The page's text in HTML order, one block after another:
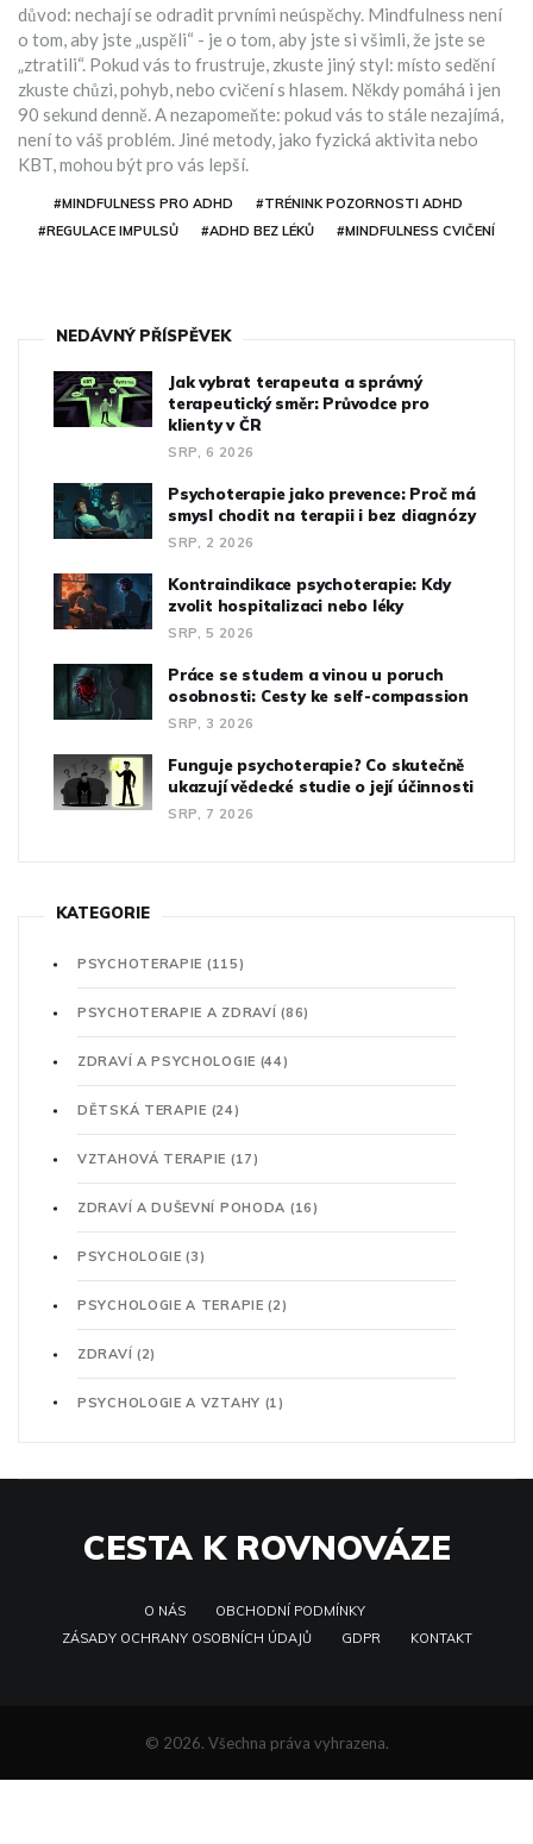
důvod: nechají se odradit prvními neúspěchy. Mindfulness není
o tom, aby jste „uspěli“ - je o tom, aby jste si všimli, že jste se
„ztratili“. Pokud vás to frustruje, zkuste jiný styl: místo sedění
zkuste chůzi, pohyb, nebo cvičení s hlasem. Někdy pomáhá i jen
90 sekund denně. A nezapomeňte: pokud vás to stále nezajímá,
není to váš problém. Jiné metody, jako fyzická aktivita nebo
KBT, mohou být pro vás lepší.
#MINDFULNESS PRO ADHD
#TRÉNINK POZORNOSTI ADHD
#REGULACE IMPULSŮ
#ADHD BEZ LÉKŮ #MINDFULNESS CVIČENÍ
NEDÁVNÝ PŘÍSPĚVEK
Jak vybrat terapeuta a správný
terapeutický směr: Průvodce pro
klienty v ČR
SRP, 6 2026
Psychoterapie jako prevence: Proč má
smysl chodit na terapii i bez diagnózy
SRP, 2 2026
Kontraindikace psychoterapie: Kdy
zvolit hospitalizaci nebo léky
SRP, 5 2026
Práce se studem a vinou u poruch
osobnosti: Cesty ke self-compassion
SRP, 3 2026
Funguje psychoterapie? Co skutečně
ukazují vědecké studie o její účinnosti
SRP, 7 2026
KATEGORIE
PSYCHOTERAPIE (115)
PSYCHOTERAPIE A ZDRAVÍ(86)
ZDRAVÍ A PSYCHOLOGIE (44)
DĚTSKÁ TERAPIE (24)
VZTAHOVÁ TERAPIE (17)
ZDRAVÍ A DUŠEVNÍ POHODA (16)
PSYCHOLOGIE(3)
PSYCHOLOGIE A TERAPIE(2)
ZDRAVÍ (2)
PSYCHOLOGIE A VZTAHY (1)
CESTA K ROVNOVÁZE
O NÁS
OBCHODNÍ PODMÍNKY
ZÁSADY OCHRANY OSOBNÍCH ÚDAJŮ
GDPR KONTAKT
© 2026. Všechna práva vyhrazena.